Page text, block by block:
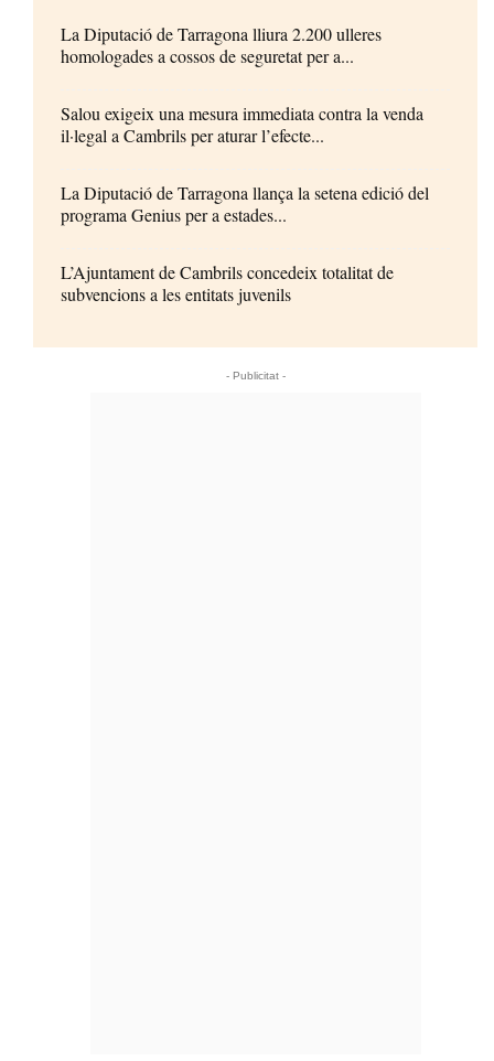
La Diputació de Tarragona lliura 2.200 ulleres
homologades a cossos de seguretat per a...
Salou exigeix una mesura immediata contra la venda
il·legal a Cambrils per aturar l’efecte...
La Diputació de Tarragona llança la setena edició del
programa Genius per a estades...
L’Ajuntament de Cambrils concedeix totalitat de
subvencions a les entitats juvenils
- Publicitat -